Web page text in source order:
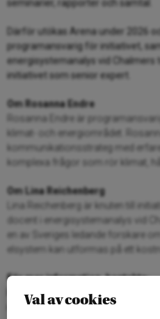
seminarier, rapporter och samtal.
Därför utökas Arena under 2026
programansvarig för initiativet,
energisystemanalys vid Chalmers
initiativet som senior expert.
Om Rosanna Endre
Rosanna Endre är
klimat- och energiområdet.
kommunikationsstrateg med
komplexa frågor som rör klimat,
Om Lina Reichenberg
Lina Reichenberg är knuten till
docent i energisystemanalys vid
en av Sveriges ledande forskare
elsystem kan utformas på ett
För mer information, kontakta:
Rosanna Endre, programansvarig
rosanna.endre@arenagruppen.se
Val av cookies